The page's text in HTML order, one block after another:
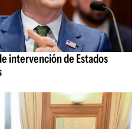
intervención de Estados